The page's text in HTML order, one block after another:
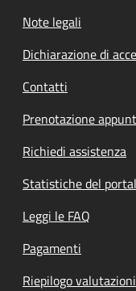
Note legali
Dichiarazione di
Contatti
Prenotazione
Richiedi assistenza
Statistiche del
Leggi le FAQ
Pagamenti
Riepilogo valutazioni